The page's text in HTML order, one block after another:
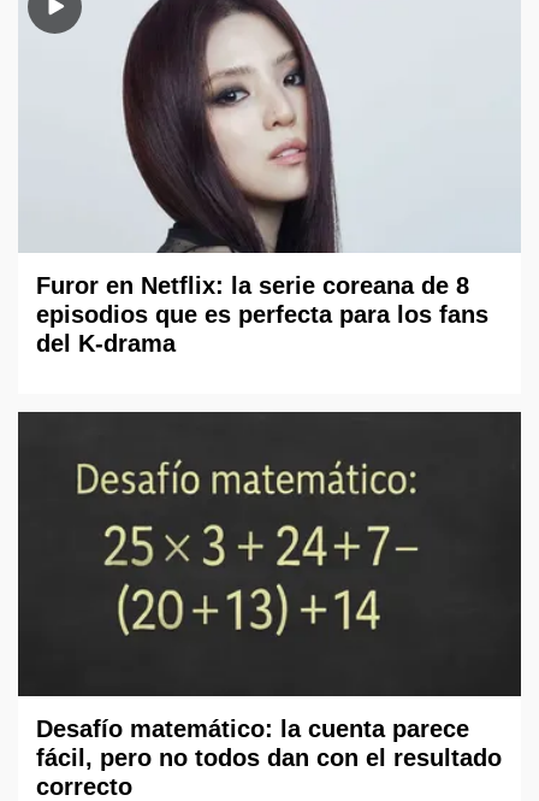
Furor en Netflix: la serie coreana de 8
episodios que es perfecta para los fans
del K-drama
Desafío matemático: la cuenta parece
fácil, pero no todos dan con el resultado
correcto